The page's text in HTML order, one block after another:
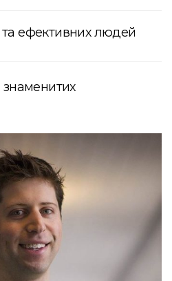
та ефективних людей
знаменитих